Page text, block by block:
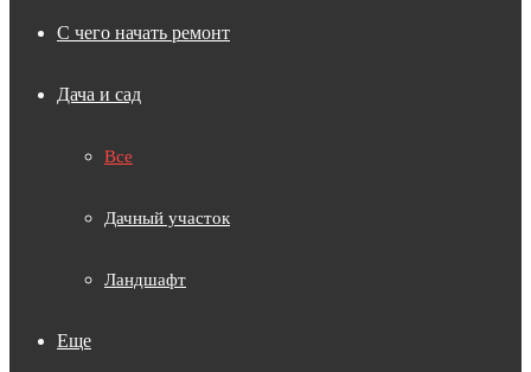
С чего начать ремонт
Дача и сад
Все
Дачный участок
Ландшафт
Еще